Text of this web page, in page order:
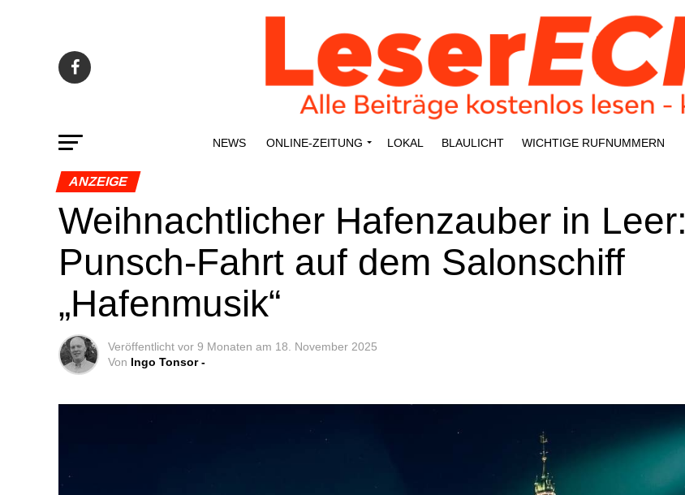
NEWS ONLINE-ZEI­­TUNG LOKAL BLAU­LICHT WICH­TI­GE RUFNUMMERN
ANZEIGE
Weih­nacht­li­cher Hafen­zau­ber in Leer:
Punsch-Fahrt auf dem Salon­schiff
„Hafen­mu­sik“
Veröffentlicht vor 9 Monaten am 18. November 2025
Von Ingo Tonsor -